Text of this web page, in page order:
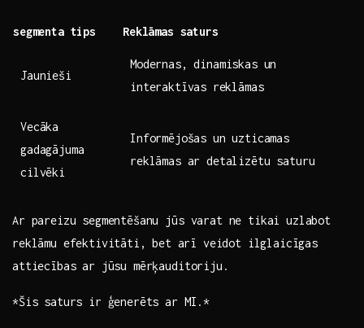
segmenta​ tips Reklāmas saturs
Jaunieši
Modernas, dinamiskas un
interaktīvas⁤ reklāmas
Vecāka
gadagājuma
cilvēki
Informējošas un uzticamas
reklāmas ar detalizētu saturu
Ar pareizu segmentēšanu jūs varat ne tikai uzlabot
reklāmu efektivitāti,⁤ bet⁤ arī veidot ilglaicīgas
attiecības ar jūsu mērķauditoriju.
*Šis saturs ir ģenerēts ar MI.*